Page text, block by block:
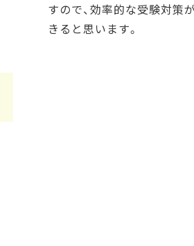
すので、効率的な受験対策
きると思います。